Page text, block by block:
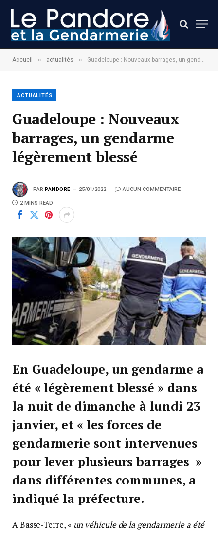
Accueil » actualités » Guadeloupe : Nouveaux barrages, un gendarme légèrement blessé
ACTUALITÉS
Guadeloupe : Nouveaux
barrages, un gendarme
légèrement blessé
PAR PANDORE 25/01/2022 AUCUN COMMENTAIRE
2 MINS READ
En Guadeloupe, un gendarme a
été « légèrement blessé » dans
la nuit de dimanche à lundi 23
janvier, et « les forces de
gendarmerie sont intervenues
pour lever plusieurs barrages »
dans différentes communes, a
indiqué la préfecture.
A Basse-Terre, « un véhicule de la gendarmerie a été